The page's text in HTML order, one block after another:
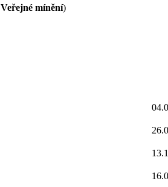
Veřejné mínění)